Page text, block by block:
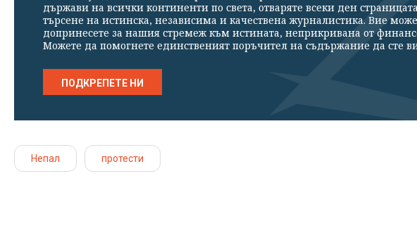
държави на всички континенти по света, отваряте всеки ден
търсене на истинска, независима и качествена журналистика. Вие
допринесете за нашия стремеж към истината, неприкривана от
Можете да помогнете единственият поръчител на съдържание да сте
ПОДКРЕПЕТЕ НИ
Непал протести